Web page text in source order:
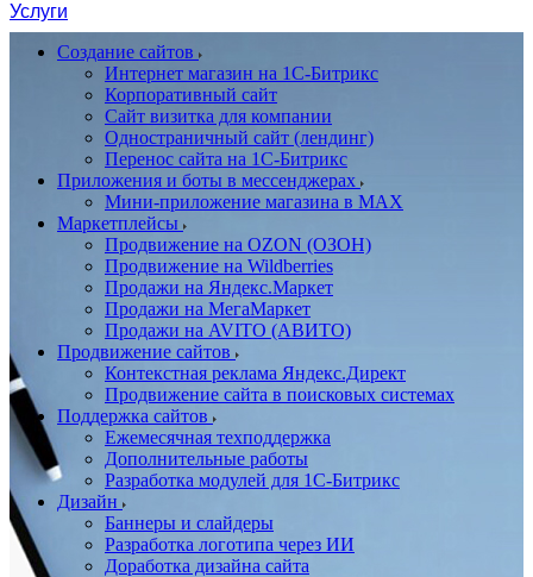
Услуги
Создание сайтов
Интернет магазин на 1С-Битрикс
Корпоративный сайт
Сайт визитка для компании
Одностраничный сайт (лендинг)
Перенос сайта на 1С-Битрикс
Приложения и боты в мессенджерах
Мини-приложение магазина в MAX
Маркетплейсы
Продвижение на OZON (ОЗОН)
Продвижение на Wildberries
Продажи на Яндекс.Маркет
Продажи на МегаМаркет
Продажи на AVITO (АВИТО)
Продвижение сайтов
Контекстная реклама Яндекс.Директ
Продвижение сайта в поисковых системах
Поддержка сайтов
Ежемесячная техподдержка
Дополнительные работы
Разработка модулей для 1С-Битрикс
Дизайн
Баннеры и слайдеры
Разработка логотипа через ИИ
Доработка дизайна сайта